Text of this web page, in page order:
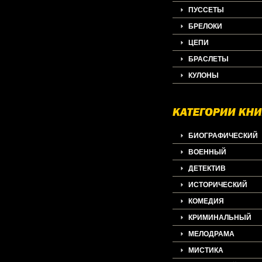
ПУССЕТЫ
БРЕЛОКИ
ЦЕПИ
БРАСЛЕТЫ
КУЛОНЫ
БИОГРАФИЧЕСКИЙ
ВОЕННЫЙ
ДЕТЕКТИВ
ИСТОРИЧЕСКИЙ
КОМЕДИЯ
КРИМИНАЛЬНЫЙ
МЕЛОДРАМА
МИСТИКА